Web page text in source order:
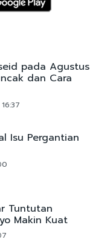
pada Agustus
dan Cara
Isu Pergantian
Tuntutan
Makin Kuat